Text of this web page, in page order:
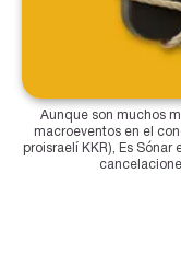
Aunque son muchos
macroeventos en el
proisraelí KKR), Es